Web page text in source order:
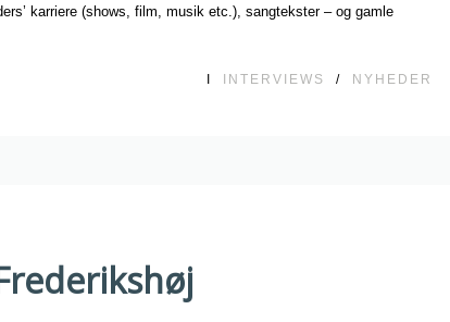
karriere (shows, film, musik etc.), sangtekster – og gamle
INTERVIEWS / NYHEDER